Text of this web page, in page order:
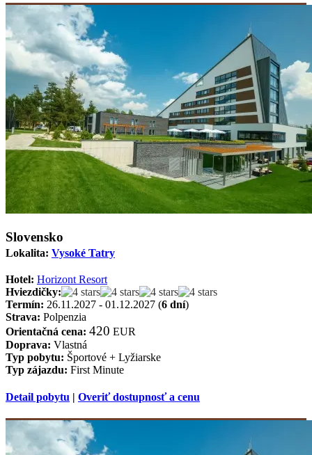
Slovensko
Lokalita: Vysoké Tatry
Hotel: Horizont Resort
Hviezdičky:
Termín: 26.11.2027 - 01.12.2027 (6 dní)
Strava: Polpenzia
Orientačná cena: 420 EUR
Doprava: Vlastná
Typ pobytu: Športové + Lyžiarske
Typ zájazdu: First Minute
Detail pobytu | Overiť dostupnosť a cenu